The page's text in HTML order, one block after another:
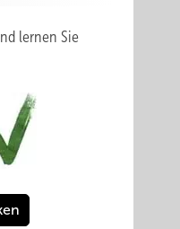
lernen Sie